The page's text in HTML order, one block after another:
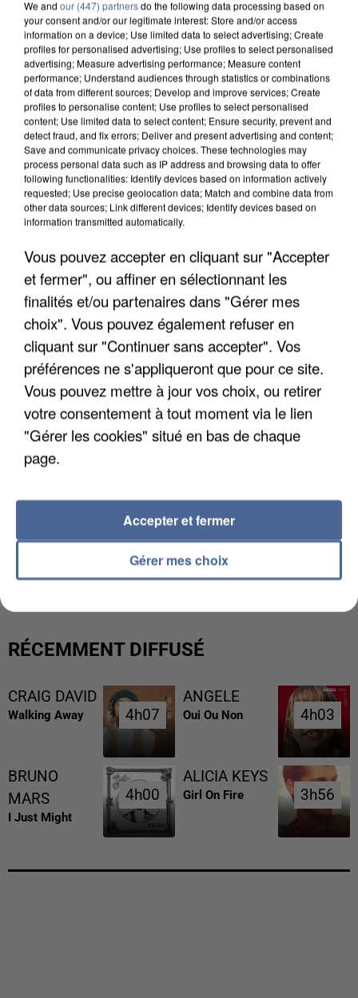
DE FAUNE SAUVAGE SONT...
L’UN DES FONDATEURS SUPPOSÉS DE LA DZ
MAFIA INTERPELLÉ EN ALGÉRIE
RÉCEMMENT DIFFUSÉ
CRAIG DAVID
Walking Away 4h07
4h07
ANGELE
Oui Ou Non 4h03
4h03
BRUNO
MARS
I Just Might
4h00
4h00
ALICIA KEYS
Girl On Fire 3h56
3h56
We and our (447) partnersdo the following data processing based on
your consent and/or our legitimate interest: Store and/or access
information on a device; Use limited data to select advertising; Create
profiles for personalised advertising; Use profiles to select personalised
advertising; Measure advertising performance; Measure content
performance; Understand audiences through statistics or combinations
of data from different sources; Develop and improve services; Create
profiles to personalise content; Use profiles to select personalised
content; Use limited data to select content; Ensure security, prevent and
detect fraud, and fix errors; Deliver and present advertising and content;
Save and communicate privacy choices. These technologies may
process personal data such as IP address and browsing data to offer
following functionalities: Identify devices based on information actively
requested; Use precise geolocation data; Match and combine data from
other data sources; Link different devices; Identify devices based on
information transmitted automatically.
Vous pouvez accepter en cliquant sur "Accepter
et fermer", ou affiner en sélectionnant les
finalités et/ou partenaires dans "Gérer mes
choix". Vous pouvez également refuser en
cliquant sur "Continuer sans accepter". Vos
préférences ne s'appliqueront que pour ce site.
Vous pouvez mettre à jour vos choix, ou retirer
votre consentement à tout moment via le lien
"Gérer les cookies" situé en bas de chaque
page.
Gérer mes choix
Accepter et fermer